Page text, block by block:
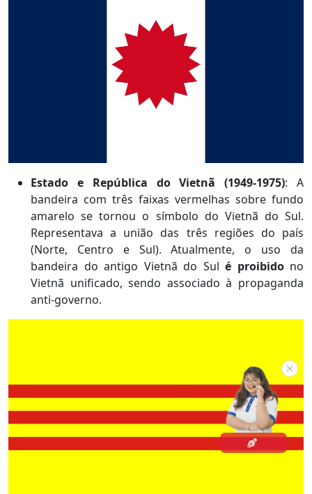
Estado e República do Vietnã (1949-1975): A
bandeira com três faixas vermelhas sobre fundo
amarelo se tornou o símbolo do Vietnã do Sul.
Representava a união das três regiões do país
(Norte, Centro e Sul). Atualmente, o uso da
bandeira do antigo Vietnã do Sul é proibido no
Vietnã unificado, sendo associado à propaganda
anti-governo.